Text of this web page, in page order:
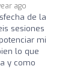
ago
de la
sesiones
mi
lo que
y como